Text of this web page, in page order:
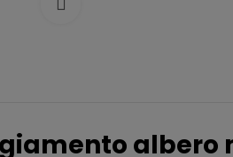
albero